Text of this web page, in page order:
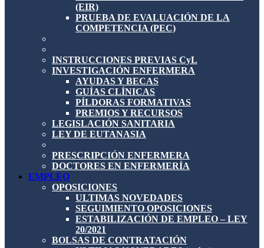
(EIR)
PRUEBA DE EVALUACIÓN DE LA
COMPETENCIA (PEC)
INSTRUCCIONES PREVIAS CyL
INVESTIGACIÓN ENFERMERA
AYUDAS Y BECAS
GUÍAS CLÍNICAS
PÍLDORAS FORMATIVAS
PREMIOS Y RECURSOS
LEGISLACIÓN SANITARIA
LEY DE EUTANASIA
PRESCRIPCIÓN ENFERMERA
DOCTORES EN ENFERMERÍA
EMPLEO
OPOSICIONES
ULTIMAS NOVEDADES
SEGUIMIENTO OPOSICIONES
ESTABILIZACIÓN DE EMPLEO – LEY
20/2021
BOLSAS DE CONTRATACIÓN